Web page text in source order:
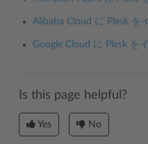
Alibaba Cloud に Plesk を
Google Cloud に Plesk を
Is this page helpful?
Yes No